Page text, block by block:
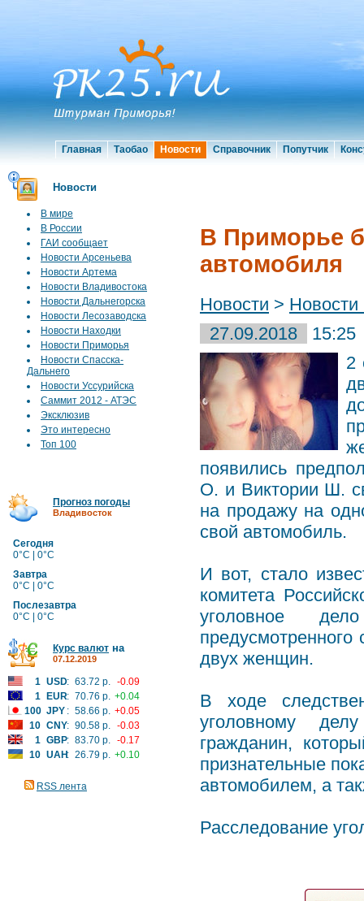
Главная Таобао Новости Справочник Попутчик
Новости
В мире
В России
ГАИ сообщает
Новости Арсеньева
Новости Артема
Новости Владивостока
Новости Дальнегорска
Новости Лесозаводска
Новости Находки
Новости Приморья
Новости Спасска-
Дальнего
Новости Уссурийска
Саммит 2012 - АТЭС
Эксклюзив
Это интересно
Топ 100
Прогноз погоды
Владивосток
Сегодня
0°C | 0°C
Завтра
0°C | 0°C
Послезавтра
0°C | 0°C
Курс валют на
07.12.2019
1 USD: 63.72 р. -0.09
1
EUR: 70.76 р. +0.04
100 JPY : 58.66 р. +0.05
10 CNY: 90.58 р. -0.03
1 GBP: 83.70 р. -0.17
10 UAH: 26.79 р. +0.10
RSS лента
В Приморье
автомобиля
Новости >
27.09.2018
15:25
2
появились
О. и Виктории Ш.
на продажу на
свой автомобиль.
И вот, стало
комитета
уголовное
двух женщин.
В ходе
уголовному
гражданин,
признательные
автомобилем, а
Расследование